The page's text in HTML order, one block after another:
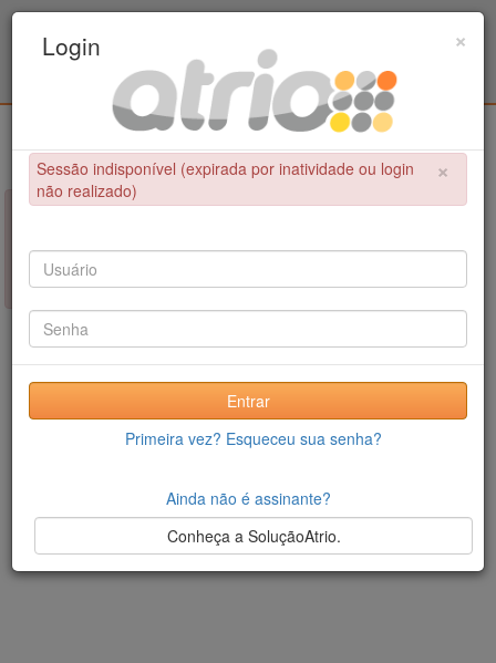
Civil / UPE
×
NÃO FOI POSSÍVEL CONCLUIR A OPERAÇÃO
Sessão indisponível (expirada por inatividade ou login não
realizado)
×
Login
×
Sessão indisponível (expirada por inatividade ou login
não realizado)
Entrar
Primeira vez? Esqueceu sua senha?
Ainda não é assinante?
Conheça a SoluçãoAtrio.